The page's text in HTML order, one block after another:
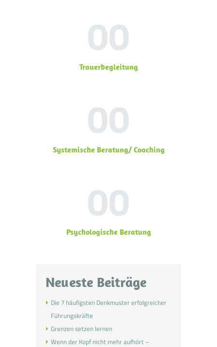
00
Trauerbegleitung
00
Systemische Beratung/ Coaching
00
Psychologische Beratung
Neueste Beiträge
Die 7 häufigsten Denkmuster erfolgreicher
Führungskräfte
Grenzen setzen lernen
Wenn der Kopf nicht mehr aufhört –